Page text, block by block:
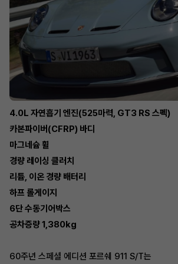
4.0L 자연흡기 엔진(525마력, GT3 RS 스펙)
카본파이버(CFRP) 바디
마그네슘 휠
경량 레이싱 클러치
리튬, 이온 경량 배터리
하프 롤게이지
6단 수동기어박스
공차증량 1,380kg
60주년 스페셜 에디션 포르쉐 911 S/T는